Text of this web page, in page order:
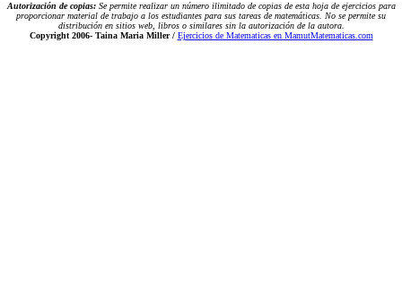
Autorización de copias: Se permite realizar un número ilimitado de copias de esta hoja de ejercicios para
proporcionar material de trabajo a los estudiantes para sus tareas de matemáticas. No se permite su
distribución en sitios web, libros o similares sin la autorización de la autora.
Copyright 2006-Taina Maria Miller / Ejercicios de Matematicas en MamutMatematicas.com